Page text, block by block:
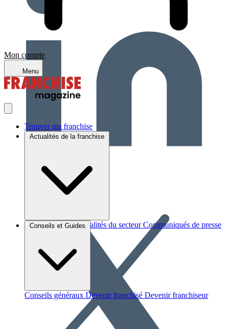
Mon compte
Menu
Trouver ma franchise
Actualités de la franchise
Brèves et actus Actualités du secteur Communiqués de presse
Conseils et Guides
Conseils généraux Devenir franchisé Devenir franchiseur